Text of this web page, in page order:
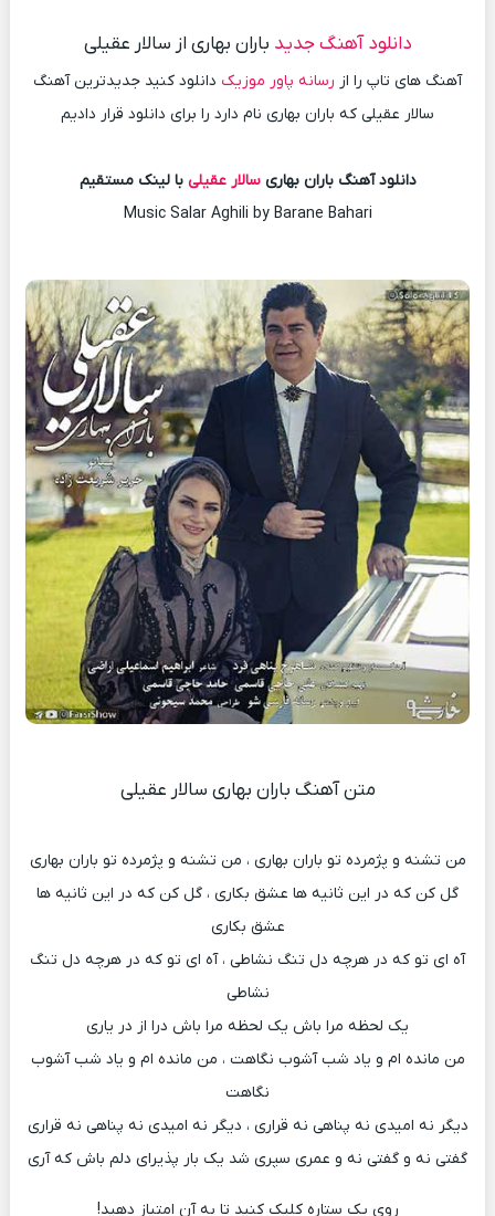
دانلود آهنگ جدید باران بهاری از سالار عقیلی
آهنگ های تاپ را از رسانه پاور موزیک دانلود کنید جدیدترین آهنگ
سالار عقیلی که باران بهاری نام دارد را برای دانلود قرار دادیم
دانلود آهنگ باران بهاریسالار عقیلی با لینک مستقیم
Music Salar Aghili by Barane Bahari
متن آهنگ باران بهاری سالار عقیلی
من تشنه و پژمرده تو باران بهاری ، من تشنه و پژمرده تو باران بهاری
گل کن که در این ثانیه ها عشق بکاری ، گل کن که در این ثانیه ها
عشق بکاری
آه ای تو که در هرچه دل تنگ نشاطی ، آه ای تو که در هرچه دل تنگ
نشاطی
یک لحظه مرا باش یک لحظه مرا باش درا از در یاری
من مانده ام و یاد شب آشوب نگاهت ، من مانده ام و یاد شب آشوب
نگاهت
دیگر نه امیدی نه پناهی نه قراری ، دیگر نه امیدی نه پناهی نه قراری
گفتی نه و گفتی نه و عمری سپری شد یک بار پذیرای دلم باش که آری
روی یک ستاره کلیک کنید تا به آن امتیاز دهید!